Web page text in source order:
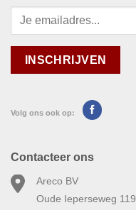
Volg ons ook op:
Contacteer ons
Areco BV
Oude Ieperseweg 119